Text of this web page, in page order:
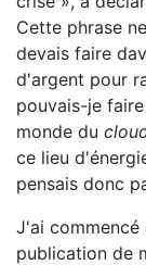
Cette phrase
devais faire
d'argent pour
pouvais-je
monde du
ce lieu
pensais donc
J'ai commencé
publication de